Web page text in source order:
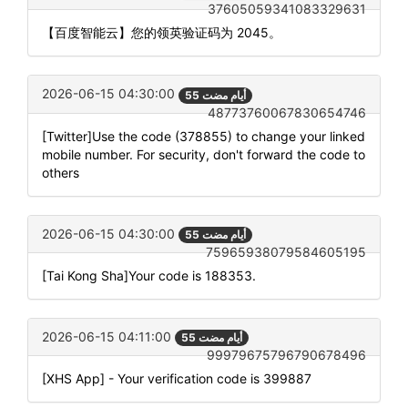
37605059341083329631
【百度智能云】您的领英验证码为 2045。
2026-06-15 04:30:00 55 أيام مضت
48773760067830654746
[Twitter]Use the code (378855) to change your linked
mobile number. For security, don't forward the code to
others
2026-06-15 04:30:00 55 أيام مضت
75965938079584605195
[Tai Kong Sha]Your code is 188353.
2026-06-15 04:11:00 55 أيام مضت
99979675796790678496
[XHS App] - Your verification code is 399887